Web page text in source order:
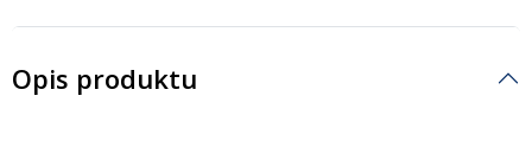
Opis produktu